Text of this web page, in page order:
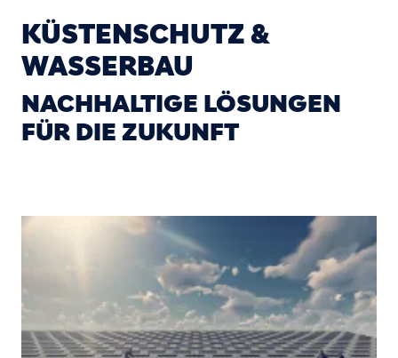
KÜSTENSCHUTZ &
WASSERBAU
NACHHALTIGE LÖSUNGEN
FÜR DIE ZUKUNFT